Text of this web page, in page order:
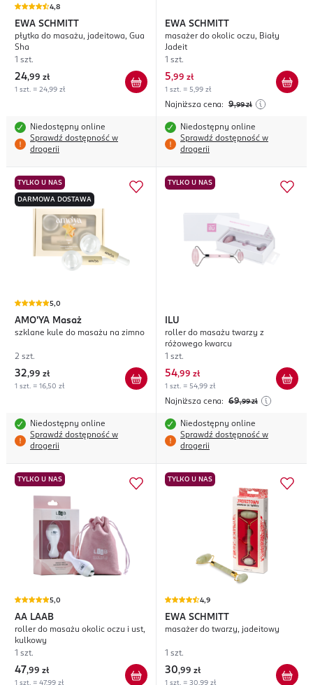
4,8
EWA SCHMITT
płytka do masażu, jadeitowa, Gua
Sha
1 szt.
24,99 zł
1 szt. = 24,99 zł
Niedostępny online
Sprawdź dostępność w
drogerii
EWA SCHMITT
masażer do okolic oczu, Biały
Jadeit
1 szt.
5,99 zł
1 szt. = 5,99 zł
Najniższa cena: 9,99 zł
Niedostępny online
Sprawdź dostępność w
drogerii
TYLKO U NAS
DARMOWA DOSTAWA
5,0
AMO'YA Masaż
szklane kule do masażu na zimno
2 szt.
32,99 zł
1 szt. = 16,50 zł
Niedostępny online
Sprawdź dostępność w
drogerii
TYLKO U NAS
ILU
roller do masażu twarzy z
różowego kwarcu
1 szt.
54,99 zł
1 szt. = 54,99 zł
Najniższa cena: 69,99 zł
Niedostępny online
Sprawdź dostępność w
drogerii
TYLKO U NAS
5,0
AA LAAB
roller do masażu okolic oczu i ust,
kulkowy
1 szt.
47,99 zł
1 szt. = 47,99 zł
TYLKO U NAS
4,9
EWA SCHMITT
masażer do twarzy, jadeitowy
1 szt.
30,99 zł
1 szt. = 30,99 zł